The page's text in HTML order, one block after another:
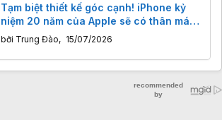
Tạm biệt thiết kế góc cạnh! iPhone kỷ
niệm 20 năm của Apple sẽ có thân máy
cong hoàn toàn bằng kính!
bởi Trung Đào, 15/07/2026